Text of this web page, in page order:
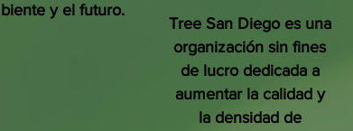
y el futuro.
Tree San Diego es una
organización sin fines
de lucro dedicada a
aumentar la calidad y
la densidad de